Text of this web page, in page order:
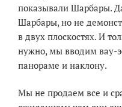
показывали Шарбары.
Шарбары, но не
в двух плоскостях. И
нужно, мы вводим вау-
панораме и наклону.
Мы не продаем все и